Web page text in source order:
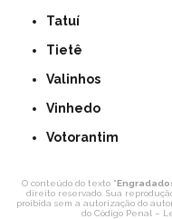
Tatuí
Tietê
Valinhos
Vinhedo
Votorantim
O conteúdo do texto "
direito reservado. Sua
proibida sem a autorização do
do Código Penal –